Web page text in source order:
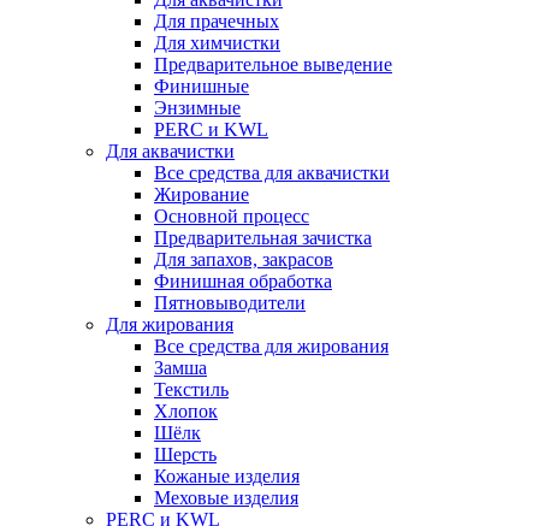
Для прачечных
Для химчистки
Предварительное выведение
Финишные
Энзимные
PERC и KWL
Для аквачистки
Все средства для аквачистки
Жирование
Основной процесс
Предварительная зачистка
Для запахов, закрасов
Финишная обработка
Пятновыводители
Для жирования
Все средства для жирования
Замша
Текстиль
Хлопок
Шёлк
Шерсть
Кожаные изделия
Меховые изделия
PERC и KWL